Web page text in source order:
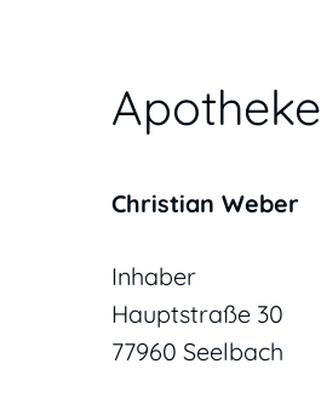
Apotheke
Christian Weber
Inhaber
Hauptstraße 30
77960 Seelbach